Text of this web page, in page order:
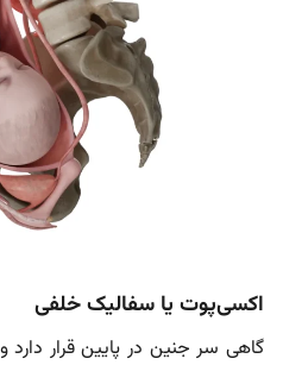
اکسی‌پوت یا سفالیک خلفی
گاهی سر جنین در پایین قرار